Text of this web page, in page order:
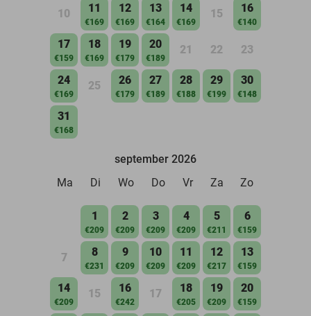
10 11
€169
12
€169
13
€164
14
€169
15 16
€140
17
€159
18
€169
19
€179
20
€189
21 22 23
24
€169
25 26
€179
27
€189
28
€188
29
€199
30
€148
31
€168
september 2026
Ma
Di Wo Do Vr Za Zo
1
€209
2
€209
3
€209
4
€209
5
€211
6
€159
7 8
€231
9
€209
10
€209
11
€209
12
€217
13
€159
14
€209
15 16
€242
17 18
€205
19
€209
20
€159